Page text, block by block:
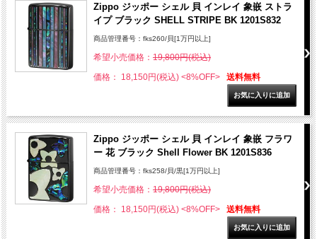
Zippo ジッポー シェル 貝 インレイ 象嵌 ストラ
イプ ブラック SHELL STRIPE BK 1201S832
商品管理番号：fks260/貝[1万円以上]
希望小売価格： 19,800円(税込)
価格： 18,150円(税込) <8%OFF> 送料無料
Zippo ジッポー シェル 貝 インレイ 象嵌 フラワ
ー 花 ブラック Shell Flower BK 1201S836
商品管理番号：fks258/貝/黒[1万円以上]
希望小売価格： 19,800円(税込)
価格： 18,150円(税込) <8%OFF> 送料無料